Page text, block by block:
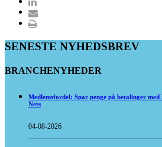
SENESTE NYHEDSBREV
BRANCHENYHEDER
Medlemsfordel: Spar penge på betalinger
Nets
04-08-2026